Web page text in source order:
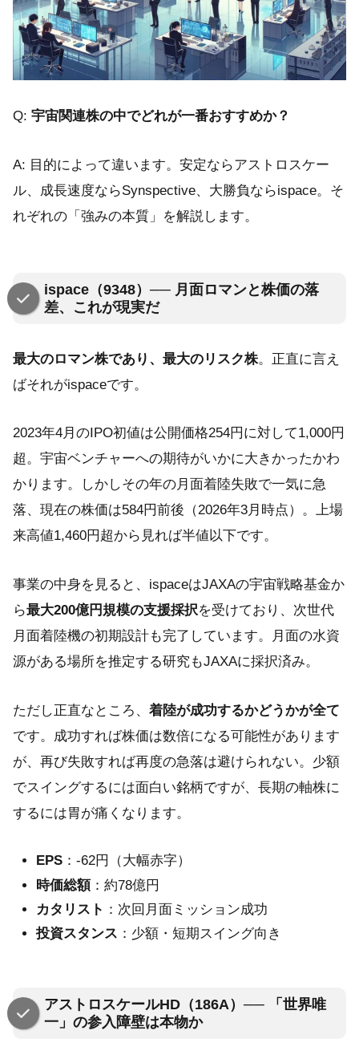
Q: 宇宙関連株の中でどれが一番おすすめか？
A: 目的によって違います。安定ならアストロスケー
ル、成長速度ならSynspective、大勝負ならispace。そ
れぞれの「強みの本質」を解説します。
ispace（9348）── 月面ロマンと株価の落
差、これが現実だ
最大のロマン株であり、最大のリスク株。正直に言え
ばそれがispaceです。
2023年4月のIPO初値は公開価格254円に対して1,000円
超。宇宙ベンチャーへの期待がいかに大きかったかわ
かります。しかしその年の月面着陸失敗で一気に急
落、現在の株価は584円前後（2026年3月時点）。上場
来高値1,460円超から見れば半値以下です。
事業の中身を見ると、ispaceはJAXAの宇宙戦略基金か
ら最大200億円規模の支援採択を受けており、次世代
月面着陸機の初期設計も完了しています。月面の水資
源がある場所を推定する研究もJAXAに採択済み。
ただし正直なところ、 着陸が成功するかどうかが全て
です。成功すれば株価は数倍になる可能性があります
が、再び失敗すれば再度の急落は避けられない。少額
でスイングするには面白い銘柄ですが、長期の軸株に
するには胃が痛くなります。
EPS ：-62円（大幅赤字）
時価総額：約78億円
カタリスト ：次回月面ミッション成功
投資スタンス ：少額・短期スイング向き
アストロスケールHD（186A）── 「世界唯
一」の参入障壁は本物か